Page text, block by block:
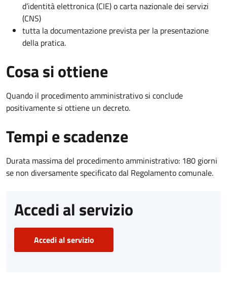
d’identità elettronica (CIE) o carta nazionale dei servizi
(CNS)
tutta la documentazione prevista per la presentazione
della pratica.
Cosa si ottiene
Quando il procedimento amministrativo si conclude
positivamente si ottiene un decreto.
Tempi e scadenze
Durata massima del procedimento amministrativo: 180 giorni
se non diversamente specificato dal Regolamento comunale.
Accedi al servizio
Accedi al servizio